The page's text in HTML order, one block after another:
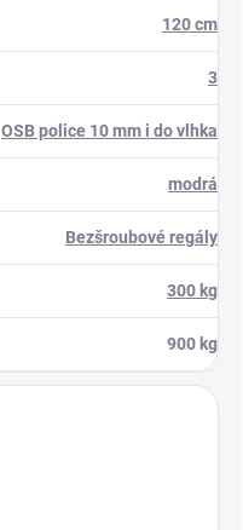
120 cm
3
OSB police 10 mm i do vlhka
modrá
Bezšroubové regály
300 kg
900 kg